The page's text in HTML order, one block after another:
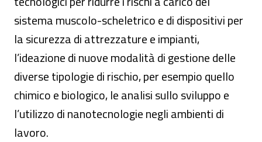
sistema muscolo-scheletrico e di dispositivi per
la sicurezza di attrezzature e impianti,
l’ideazione di nuove modalità di gestione delle
diverse tipologie di rischio, per esempio quello
chimico e biologico, le analisi sullo sviluppo e
l’utilizzo di nanotecnologie negli ambienti di
lavoro.